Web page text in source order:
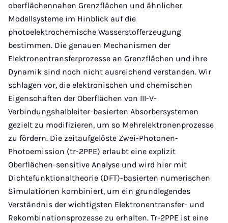
oberflächennahen Grenzflächen und ähnlicher
Modellsysteme im Hinblick auf die
photoelektrochemische Wasserstofferzeugung
bestimmen. Die genauen Mechanismen der
Elektronentransferprozesse an Grenzflächen und ihre
Dynamik sind noch nicht ausreichend verstanden. Wir
schlagen vor, die elektronischen und chemischen
Eigenschaften der Oberflächen von III-V-
Verbindungshalbleiter-basierten Absorbersystemen
gezielt zu modifizieren, um so Mehrelektronenprozesse
zu fördern. Die zeitaufgelöste Zwei-Photonen-
Photoemission (tr-2PPE) erlaubt eine explizit
Oberflächen-sensitive Analyse und wird hier mit
Dichtefunktionaltheorie (DFT)-basierten numerischen
Simulationen kombiniert, um ein grundlegendes
Verständnis der wichtigsten Elektronentransfer- und
Rekombinationsprozesse zu erhalten. Tr-2PPE ist eine